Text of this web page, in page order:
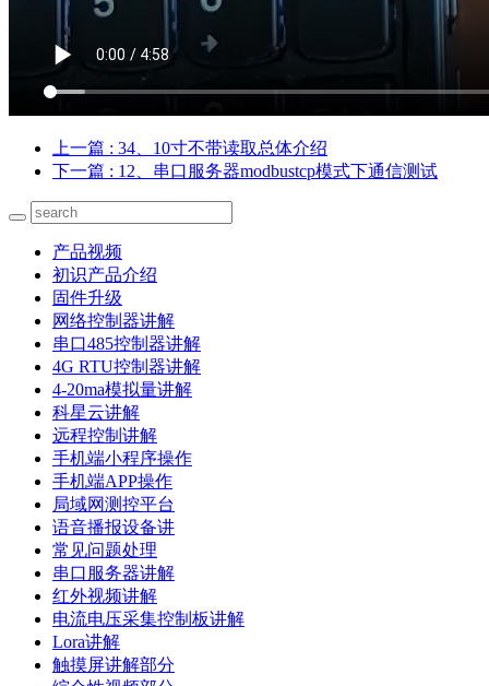
上一篇 : 34、10寸不带读取总体介绍
下一篇 : 12、串口服务器modbustcp模式下通信测试
产品视频
初识产品介绍
固件升级
网络控制器讲解
串口485控制器讲解
4G RTU控制器讲解
4-20ma模拟量讲解
科星云讲解
远程控制讲解
手机端小程序操作
手机端APP操作
局域网测控平台
语音播报设备讲
常见问题处理
串口服务器讲解
红外视频讲解
电流电压采集控制板讲解
Lora讲解
触摸屏讲解部分